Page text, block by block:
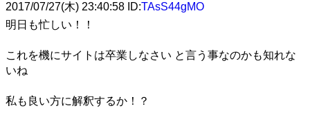
2017/07/27(木) 23:40:58 ID:TAsS44gMO
明日も忙しい！！
これを機にサイトは卒業しなさい と言う事なのかも知れな
いね
私も良い方に解釈するか！？